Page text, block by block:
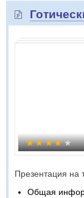
Презентация на
Общая